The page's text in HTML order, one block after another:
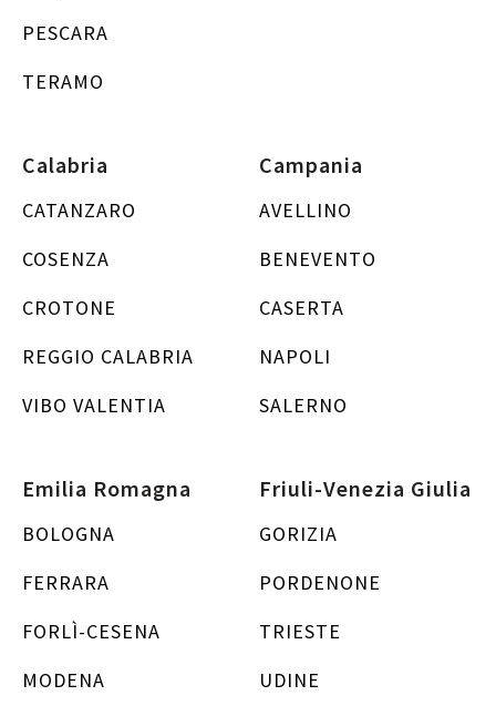
PESCARA
TERAMO
Calabria
CATANZARO
COSENZA
CROTONE
REGGIO CALABRIA
VIBO VALENTIA
Campania
AVELLINO
BENEVENTO
CASERTA
NAPOLI
SALERNO
Emilia Romagna
BOLOGNA
FERRARA
FORLÌ-CESENA
MODENA
Friuli-Venezia Giulia
GORIZIA
PORDENONE
TRIESTE
UDINE